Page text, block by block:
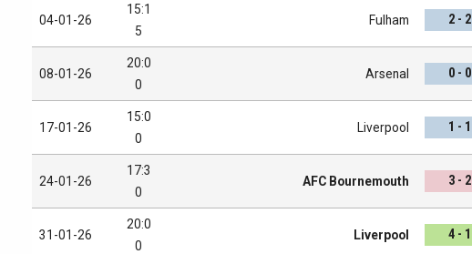
04-01-26
15:1
5
Fulham 2 - 2
08-01-26
20:0
0
Arsenal 0 - 0
17-01-26
15:0
0
Liverpool 1 - 1
24-01-26
17:3
0
AFC Bournemouth 3 - 2
31-01-26
20:0
0
Liverpool 4 - 1